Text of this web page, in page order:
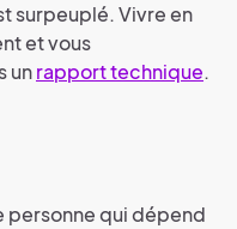
surpeuplé. Vivre en
et vous
unrapport technique.
personne qui dépend